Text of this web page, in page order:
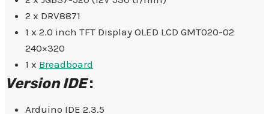
2 x DRV8871
1 x 2.0 inch TFT Display OLED LCD GMT020-02
240×320
1 x Breadboard
Version IDE:
Arduino IDE 2.3.5